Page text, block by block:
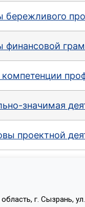
бережливого
финансовой
значимая
проектной
г. Сызрань, ул.